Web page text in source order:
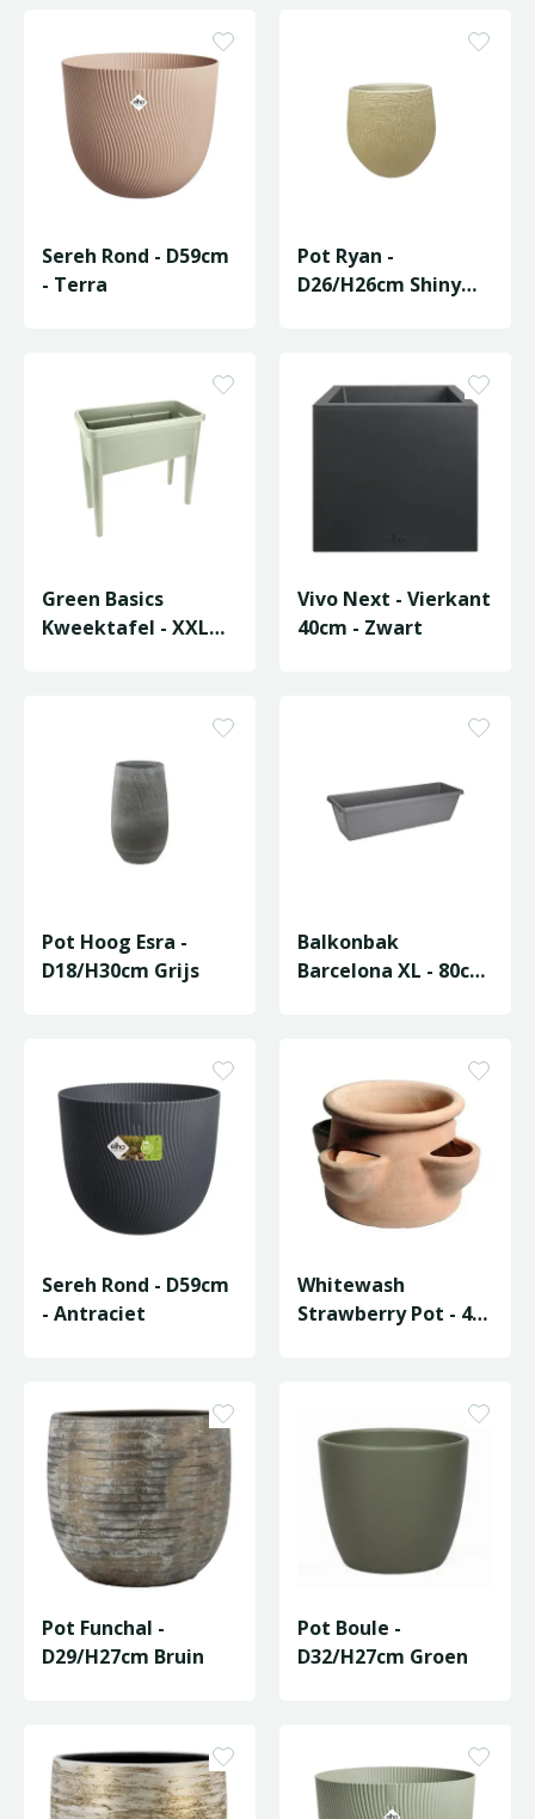
Sereh Rond - D59cm
- Terra
Pot Ryan -
D26/H26cm Shiny
Green Basics
Kweektafel - XXL
Vivo Next - Vierkant
40cm - Zwart
Pot Hoog Esra -
D18/H30cm Grijs
Balkonbak
Barcelona XL - 80cm
Sereh Rond - D59cm
- Antraciet
Whitewash
Strawberry Pot - 4
Pot Funchal -
D29/H27cm Bruin
Pot Boule -
D32/H27cm Groen